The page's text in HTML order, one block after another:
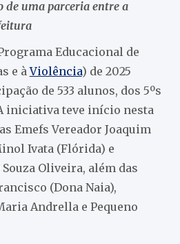
de uma parceria entre a
Educacional de
e àViolência) de 2025
de 533 alunos, dos 5ºs
iniciativa teve início nesta
Emefs Vereador Joaquim
Ivata (Flórida) e
Oliveira, além das
(Dona Naia),
Andrella e Pequeno